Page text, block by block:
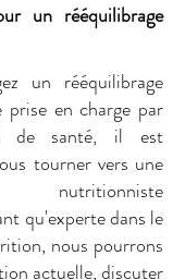
un rééquilibrage
un rééquilibrage
en charge par
de santé, il est
tourner vers une
nutritionniste
qu'experte dans le
nous pourrons
actuelle, discuter